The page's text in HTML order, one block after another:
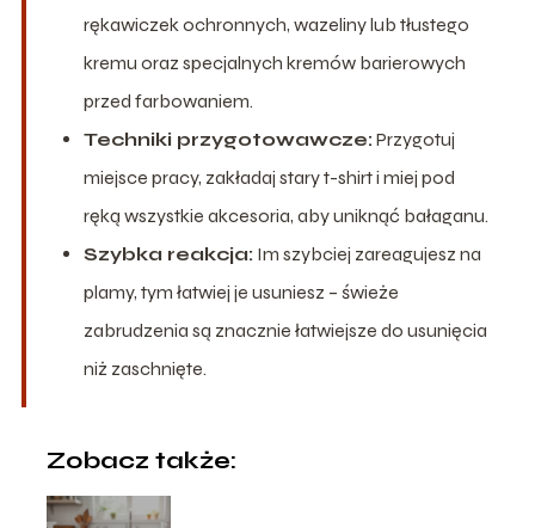
rękawiczek ochronnych, wazeliny lub tłustego
kremu oraz specjalnych kremów barierowych
przed farbowaniem.
Techniki przygotowawcze: Przygotuj
miejsce pracy, zakładaj stary t-shirt i miej pod
ręką wszystkie akcesoria, aby uniknąć bałaganu.
Szybka reakcja: Im szybciej zareagujesz na
plamy, tym łatwiej je usuniesz – świeże
zabrudzenia są znacznie łatwiejsze do usunięcia
niż zaschnięte.
Zobacz także: